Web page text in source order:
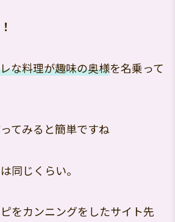
な料理が趣味の奥様を名乗って
てみると簡単ですね
同じくらい。
をカンニングをしたサイト先